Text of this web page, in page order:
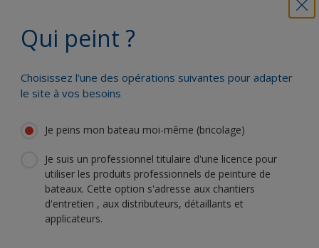
séchage. Évitez de peindre tôt le matin ou tard dans
la soirée.
le système de revêtement si nécessaire) et poncez
doucement les bords des parties dont le
chevauchement lisse. Lavez à l'eau douce pour
enlever toute contamination. Réparez et appliquez
un primaire et des couches de finition si besoin.
Cause 7 : Les couches de finition appliquées au-
Qui peint ?
Choisissez l'une des opérations suivantes pour adapter
le site à vos besoins
Je peins mon bateau moi-même (bricolage)
Je suis un professionnel titulaire d'une licence pour
utiliser les produits professionnels de peinture de
bateaux. Cette option s'adresse aux chantiers
d'entretien , aux distributeurs, détaillants et
applicateurs.